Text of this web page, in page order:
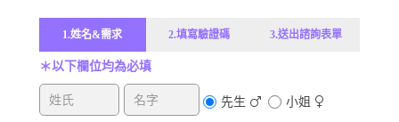
1.姓名&需求 2.填寫驗證碼 3.送出諮詢表單
＊以下欄位均為必填
先生 小姐